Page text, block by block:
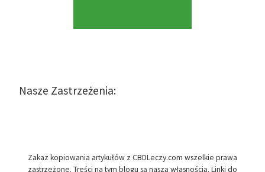
Nasze Zastrzeżenia:
Zakaz kopiowania artykułów z CBDLeczy.com wszelkie prawa
zastrzeżone. Treści na tym blogu są naszą własnością. Linki do